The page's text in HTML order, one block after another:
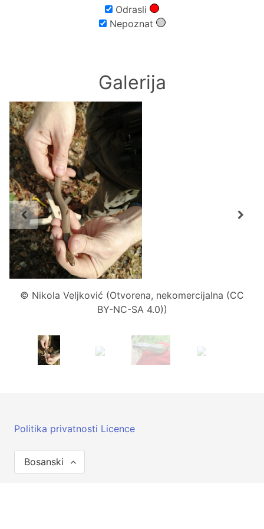
Odrasli
Nepoznat
Galerija
© Nikola Veljković (Otvorena, nekomercijalna (CC
BY-NC-SA 4.0))
Politika privatnosti Licence
Bosanski